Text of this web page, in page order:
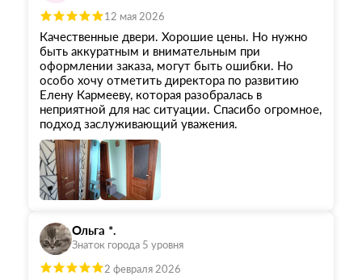
12 мая 2026
Качественные двери. Хорошие цены. Но нужно
быть аккуратным и внимательным при
оформлении заказа, могут быть ошибки. Но
особо хочу отметить директора по развитию
Елену Кармееву, которая разобралась в
неприятной для нас ситуации. Спасибо огромное,
подход заслуживающий уважения.
Ольга *.
Знаток города 5 уровня
2 февраля 2026